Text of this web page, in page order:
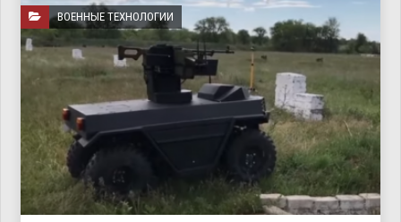
ВОЕННЫЕ ТЕХНОЛОГИИ